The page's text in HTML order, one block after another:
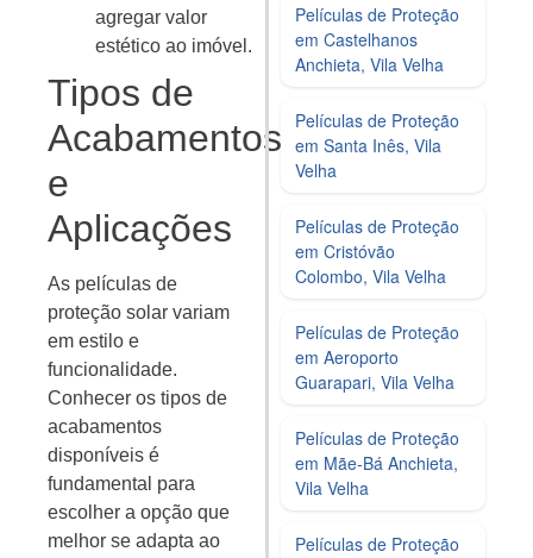
agregar valor
estético ao imóvel.
Tipos de
Acabamentos
e
Aplicações
As películas de
proteção solar variam
em estilo e
funcionalidade.
Conhecer os tipos de
acabamentos
disponíveis é
fundamental para
escolher a opção que
melhor se adapta ao
Películas de Proteção
em Castelhanos
Anchieta, Vila Velha
Películas de Proteção
em Santa Inês, Vila
Velha
Películas de Proteção
em Cristóvão
Colombo, Vila Velha
Películas de Proteção
em Aeroporto
Guarapari, Vila Velha
Películas de Proteção
em Mãe-Bá Anchieta,
Vila Velha
Películas de Proteção